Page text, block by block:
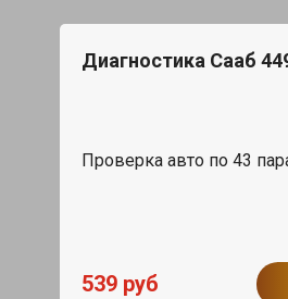
Диагностика Сааб
Проверка авто по 43
539 руб